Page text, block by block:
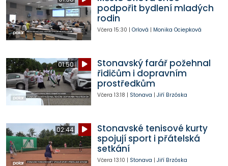
podpořit bydlení mladých
rodin
Včera 15:30 | Orlová | Monika Ociepková
01:50
Stonavský farář požehnal
řidičům i dopravním
prostředkům
Včera 13:18 | Stonava | Jiří Brzóska
02:44
Stonavské tenisové kurty
spojují sport i přátelská
setkání
Včera 13:10 | Stonava | Jiří Brzóska